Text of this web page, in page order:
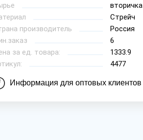
вторичка
Стрейч
производитель
Россия
6
за ед. товара:
1333.9
4477
Информация для оптовых клиентов